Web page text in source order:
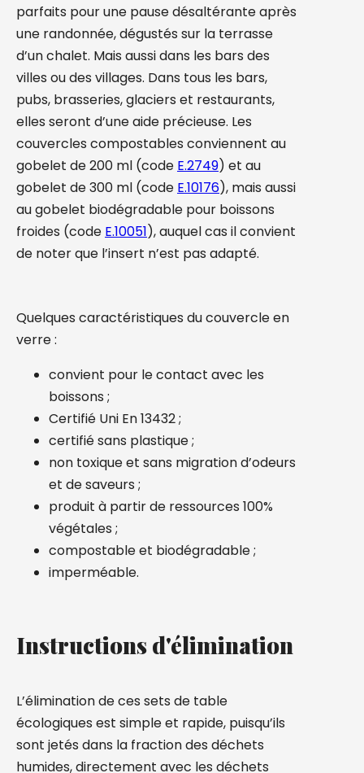
parfaits pour une pause désaltérante après
une randonnée, dégustés sur la terrasse
d’un chalet. Mais aussi dans les bars des
villes ou des villages. Dans tous les bars,
pubs, brasseries, glaciers et restaurants,
elles seront d’une aide précieuse. Les
couvercles compostables conviennent au
gobelet de 200 ml (code E.2749) et au
gobelet de 300 ml (code E.10176), mais aussi
au gobelet biodégradable pour boissons
froides (code E.10051), auquel cas il convient
de noter que l’insert n’est pas adapté.
Quelques caractéristiques du couvercle en
verre :
convient pour le contact avec les
boissons ;
Certifié Uni En 13432 ;
certifié sans plastique ;
non toxique et sans migration d’odeurs
et de saveurs ;
produit à partir de ressources 100%
végétales ;
compostable et biodégradable ;
imperméable.
Instructions d'élimination
L’élimination de ces sets de table
écologiques est simple et rapide, puisqu’ils
sont jetés dans la fraction des déchets
humides, directement avec les déchets